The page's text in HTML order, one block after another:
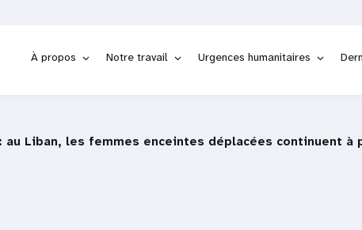
À propos Notre travail Urgences humanitaires
Liban, les femmes enceintes déplacées continuent